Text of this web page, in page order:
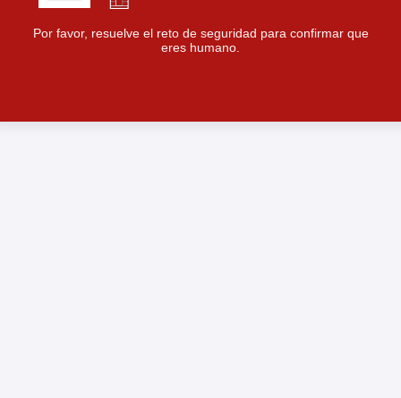
Por favor, resuelve el reto de seguridad para confirmar que
eres humano.